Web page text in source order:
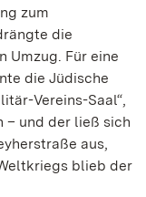
zum
die
Umzug. Für eine
die Jüdische
Vereins-Saal“,
– und der ließ sich
aus,
blieb der